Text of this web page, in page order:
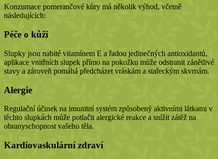
Konzumace pomerančové kůry má několik výhod, včetně
následujících:
Péče o kůži
Slupky jsou nabité vitamínem E a řadou jedinečných antioxidantů,
aplikace vnitřních slupek přímo na pokožku může odstranit zánětlivé
stavy a zároveň pomáhá předcházet vráskám a stařeckým skvrnám.
Alergie
Regulační účinek na imunitní systém způsobený aktivními látkami v
těchto slupkách může potlačit alergické reakce a snížit zátěž na
obranyschopnost vašeho těla.
Kardiovaskulární zdraví